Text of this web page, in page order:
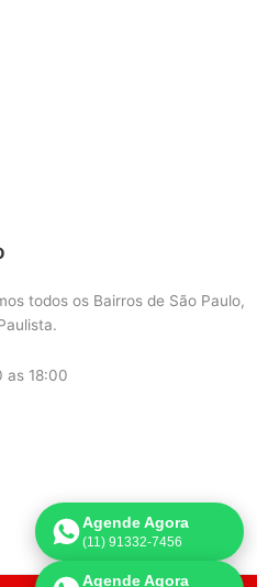
todos os Bairros de São Paulo,
as 18:00
Agende Agora
(11) 91332-7456
Agende Agora